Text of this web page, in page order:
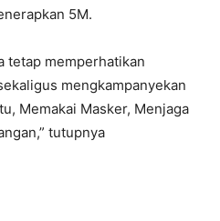
5M.
tetap memperhatikan
mengkampanyekan
Memakai Masker, Menjaga
tutupnya